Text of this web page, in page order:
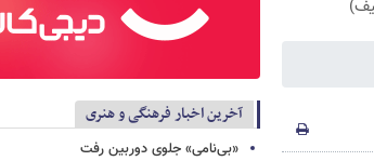
آخرین اخبار فرهنگی و هنری
«بی‌نامی» جلوی دوربین رفت